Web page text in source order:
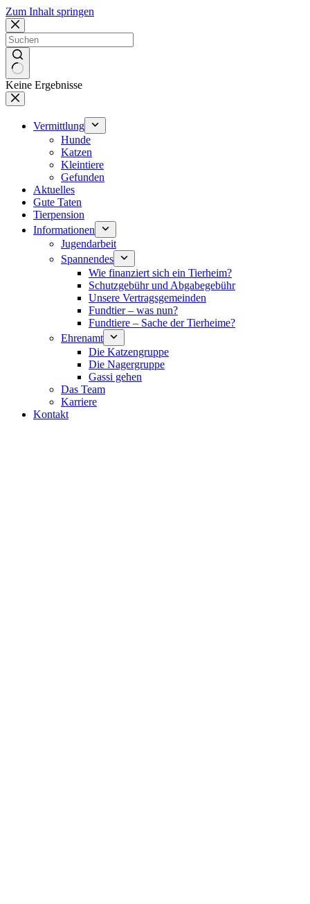
Zum Inhalt springen
Keine Ergebnisse
Vermittlung
Hunde
Katzen
Kleintiere
Gefunden
Aktuelles
Gute Taten
Tierpension
Informationen
Jugendarbeit
Spannendes
Wie finanziert sich ein Tierheim?
Schutzgebühr und Abgabegebühr
Unsere Vertragsgemeinden
Fundtier – was nun?
Fundtiere – Sache der Tierheime?
Ehrenamt
Die Katzengruppe
Die Nagergruppe
Gassi gehen
Das Team
Karriere
Kontakt